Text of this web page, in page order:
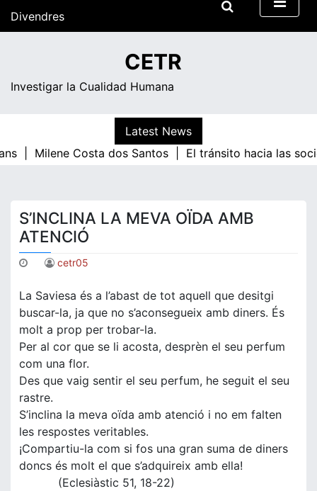
Divendres
CETR
Investigar la Cualidad Humana
Latest News
|
Milene Costa dos Santos | El tránsito hacia las
S’INCLINA LA MEVA OÏDA AMB
ATENCIÓ
cetr05
La Saviesa és a l’abast de tot aquell que desitgi
buscar-la, ja que no s’aconsegueix amb diners. És
molt a prop per trobar-la.
Per al cor que se li acosta, desprèn el seu perfum
com una flor.
Des que vaig sentir el seu perfum, he seguit el seu
rastre.
S’inclina la meva oïda amb atenció i no em falten
les respostes veritables.
¡Compartiu-la com si fos una gran suma de diners
doncs és molt el que s’adquireix amb ella!
(Eclesiàstic 51, 18-22)